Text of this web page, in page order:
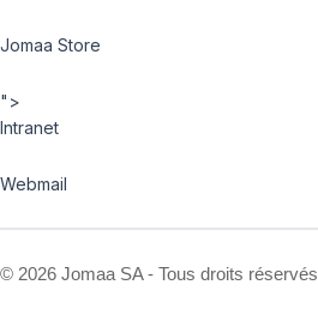
Jomaa Store
">
Intranet
Webmail
© 2026 Jomaa SA - Tous droits réservés